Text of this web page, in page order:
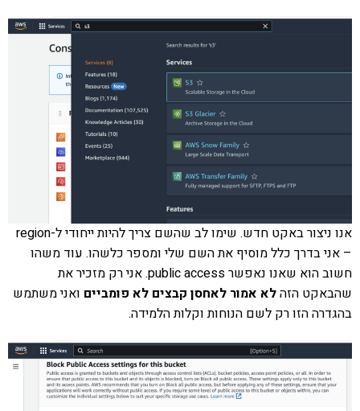
אנו ניצור באקט חדש. שימו לב שהשם צריך להיות ייחודי ל-region
– אני בדרך כלל מוסיף את השם שלי ומספר כלשהו. עוד משהו
חשוב הוא שאנו נאפשר public access. אני רק מזכיר את
שהבאקט הזהלא אמור לאחסן קבצים לא פומביים ואני משתמש
בהגדרה הזו רק לשם הנוחות וקלות הלמידה.